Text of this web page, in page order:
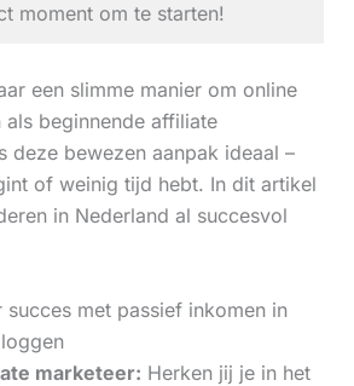
moment om te starten!
een slimme manier om online
beginnende affiliate
deze bewezen aanpak ideaal –
of weinig tijd hebt. In dit artikel
in Nederland al succesvol
met passief inkomen in
marketeer: Herken jij je in het